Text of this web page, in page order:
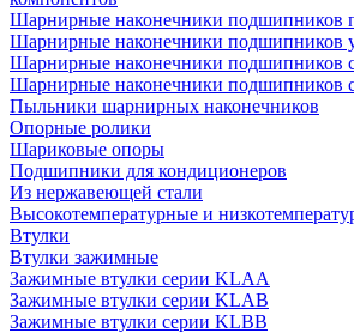
Шарнирные наконечники подшипников
Шарнирные наконечники подшипников
Шарнирные наконечники подшипников с
Шарнирные наконечники подшипников
Пыльники шарнирных наконечников
Опорные ролики
Шариковые опоры
Подшипники для кондиционеров
Из нержавеющей стали
Высокотемпературные и
Втулки
Втулки зажимные
Зажимные втулки серии KLAA
Зажимные втулки серии KLAB
Зажимные втулки серии KLBB